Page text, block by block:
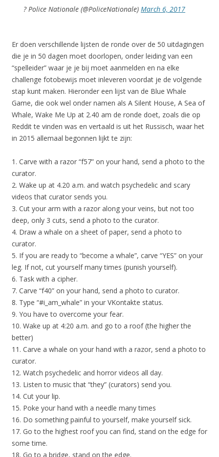
? Police Nationale (@PoliceNationale) March 6, 2017
Er doen verschillende lijsten de ronde over de 50 uitdagingen
die je in 50 dagen moet doorlopen, onder leiding van een
“spelleider” waar je je bij moet aanmelden en na elke
challenge fotobewijs moet inleveren voordat je de volgende
stap kunt maken. Hieronder een lijst van de Blue Whale
Game, die ook wel onder namen als A Silent House, A Sea of
Whale, Wake Me Up at 2.40 am de ronde doet, zoals die op
Reddit te vinden was en vertaald is uit het Russisch, waar het
in 2015 allemaal begonnen lijkt te zijn:
1. Carve with a razor “f57” on your hand, send a photo to the
curator.
2. Wake up at 4.20 a.m. and watch psychedelic and scary
videos that curator sends you.
3. Cut your arm with a razor along your veins, but not too
deep, only 3 cuts, send a photo to the curator.
4. Draw a whale on a sheet of paper, send a photo to
curator.
5. If you are ready to “become a whale”, carve “YES” on your
leg. If not, cut yourself many times (punish yourself).
6. Task with a cipher.
7. Carve “f40” on your hand, send a photo to curator.
8. Type “#i_am_whale” in your VKontakte status.
9. You have to overcome your fear.
10. Wake up at 4:20 a.m. and go to a roof (the higher the
better)
11. Carve a whale on your hand with a razor, send a photo to
curator.
12. Watch psychedelic and horror videos all day.
13. Listen to music that “they” (curators) send you.
14. Cut your lip.
15. Poke your hand with a needle many times
16. Do something painful to yourself, make yourself sick.
17. Go to the highest roof you can find, stand on the edge for
some time.
18. Go to a bridge, stand on the edge.